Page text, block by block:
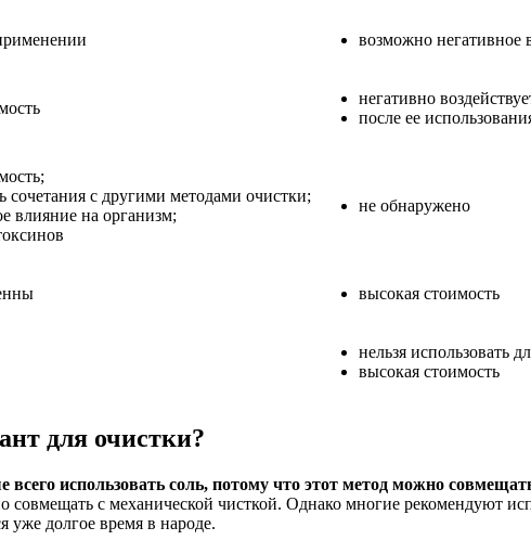
возможно негативное
негативно
после ее
сочетания с другими методами очистки;
влияние на организм;
не обнаружено
высокая стоимость
нельзя использовать
высокая стоимость
для очистки?
использовать соль, потому что этот метод можно
с механической чисткой. Однако многие рекомендуют
уже долгое время в народе.